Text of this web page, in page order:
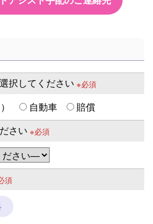
択してください ※必須
自動車
賠償
さい ※必須
須